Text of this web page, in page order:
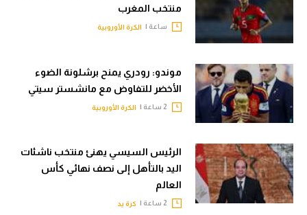
منتخب المغرب
ساعة | الكرة الأوروبية
موندو: رودري يمنح برشلونة الضوء
الأخضر للتفاوض مع مانشستر سيتي
الكرة الأوروبية
الرئيس السيسي يهنئ منتخب ناشئات
اليد بالتأهل إلى نصف نهائي كأس
العالم
كرة يد